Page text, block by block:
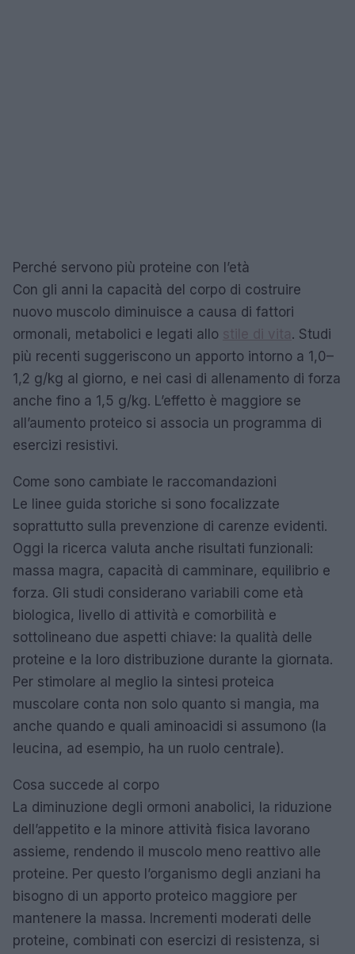
Perché servono più proteine con l’età
Con gli anni la capacità del corpo di costruire
nuovo muscolo diminuisce a causa di fattori
ormonali, metabolici e legati allo
. Studi
più recenti suggeriscono un apporto intorno a 1,0–
1,2 g/kg al giorno, e nei casi di allenamento di forza
anche fino a 1,5 g/kg. L’effetto è maggiore se
all’aumento proteico si associa un programma di
esercizi resistivi.
Come sono cambiate le raccomandazioni
Le linee guida storiche si sono focalizzate
soprattutto sulla prevenzione di carenze evidenti.
Oggi la ricerca valuta anche risultati funzionali:
massa magra, capacità di camminare, equilibrio e
forza. Gli studi considerano variabili come età
biologica, livello di attività e comorbilità e
sottolineano due aspetti chiave: la qualità delle
proteine e la loro distribuzione durante la giornata.
Per stimolare al meglio la sintesi proteica
muscolare conta non solo quanto si mangia, ma
anche quando e quali aminoacidi si assumono (la
leucina, ad esempio, ha un ruolo centrale).
Cosa succede al corpo
La diminuzione degli ormoni anabolici, la riduzione
dell’appetito e la minore attività fisica lavorano
assieme, rendendo il muscolo meno reattivo alle
proteine. Per questo l’organismo degli anziani ha
bisogno di un apporto proteico maggiore per
mantenere la massa. Incrementi moderati delle
proteine, combinati con esercizi di resistenza, si